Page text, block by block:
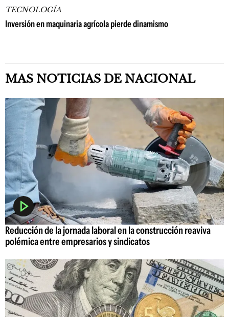
TECNOLOGÍA
Inversión en maquinaria agrícola pierde dinamismo
MAS NOTICIAS DE NACIONAL
Reducción de la jornada laboral en la construcción reaviva
polémica entre empresarios y sindicatos